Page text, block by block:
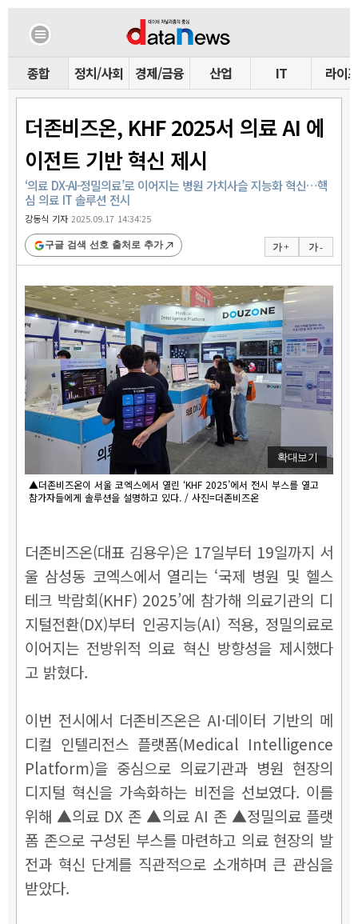
종합 정치/사회 경제/금융 산업 IT 라이프
더존비즈온, KHF 2025서 의료 AI 에
이전트 기반 혁신 제시
‘의료 DX-AI-정밀의료’로 이어지는 병원 가치사슬 지능화 혁신…핵
심 의료 IT 솔루션 전시
강동식 기자2025.09.17 14:34:25
가 + 가 -
구글 검색 선호 출처로 추가
확대보기
▲더존비즈온이 서울 코엑스에서 열린 ‘KHF 2025’에서 전시 부스를 열고
참가자들에게 솔루션을 설명하고 있다. / 사진=더존비즈온
더존비즈온(대표 김용우)은 17일부터 19일까지 서
울 삼성동 코엑스에서 열리는 ‘국제 병원 및 헬스
테크 박람회(KHF) 2025’에 참가해 의료기관의 디
지털전환(DX)부터 인공지능(AI) 적용, 정밀의료로
이어지는 전방위적 의료 혁신 방향성을 제시했다
고 밝혔다.
이번 전시에서 더존비즈온은 AI·데이터 기반의 메
디컬 인텔리전스 플랫폼(Medical Intelligence
Platform)을 중심으로 의료기관과 병원 현장의
디지털 혁신을 가속화하는 비전을 선보였다. 이를
위해 ▲의료 DX 존 ▲의료 AI 존 ▲정밀의료 플랫
폼 존으로 구성된 부스를 마련하고 의료 현장의 발
전과 혁신 단계를 직관적으로 소개하며 큰 관심을
받았다.